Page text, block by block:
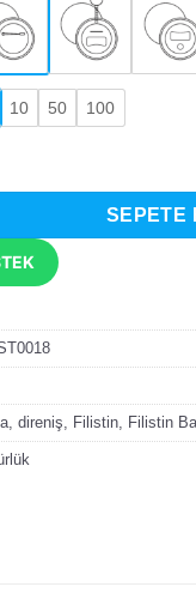
10 50 100
Yumruk Tasarımlı
SEPETE
,direniş Filistin Filistin